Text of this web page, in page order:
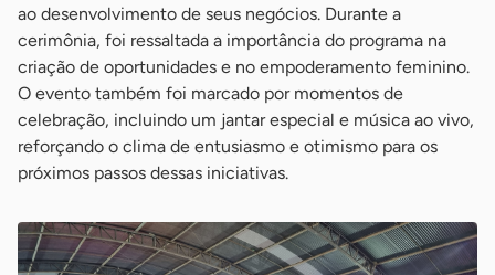
ao desenvolvimento de seus negócios. Durante a
cerimônia, foi ressaltada a importância do programa na
criação de oportunidades e no empoderamento feminino.
O evento também foi marcado por momentos de
celebração, incluindo um jantar especial e música ao vivo,
reforçando o clima de entusiasmo e otimismo para os
próximos passos dessas iniciativas.